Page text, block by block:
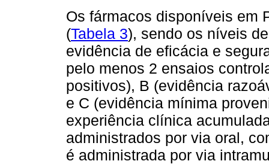
Os fármacos disponíveis em
(Tabela 3), sendo os níveis
evidência de eficácia e
pelo menos 2 ensaios
positivos), B (evidência
e C (evidência mínima
experiência clínica
administrados por via oral,
é administrada por via